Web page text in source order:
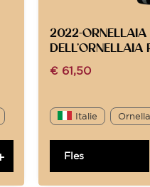
2022-ORNELLAIA
DELL’ORNELLAIA
€ 61,50
Italie
Fles